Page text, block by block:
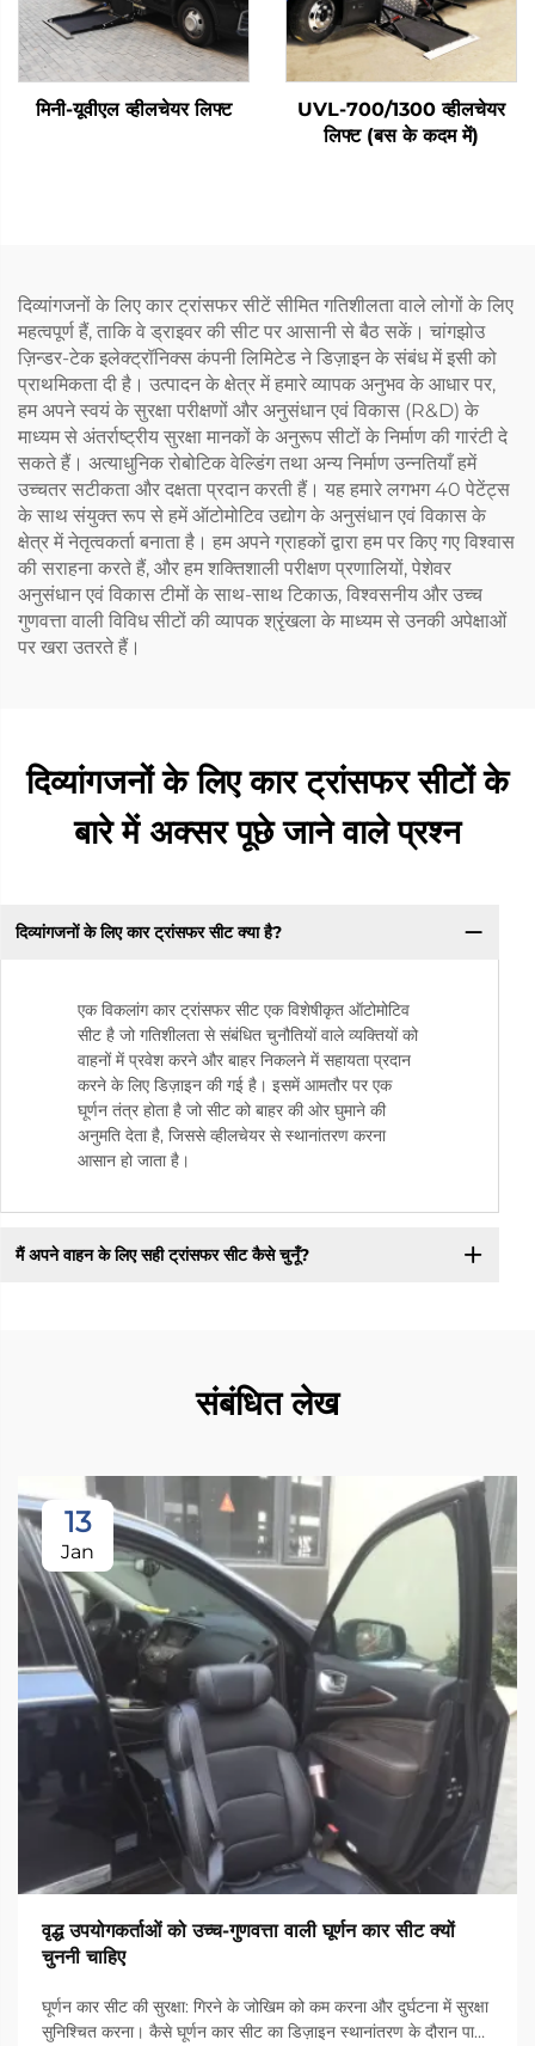
मिनी-यूवीएल व्हीलचेयर लिफ्ट
UVL-700/1300 व्हीलचेयर
लिफ्ट (बस के कदम में)
दिव्यांगजनों के लिए कार ट्रांसफर सीटें सीमित गतिशीलता वाले लोगों के लिए
महत्वपूर्ण हैं, ताकि वे ड्राइवर की सीट पर आसानी से बैठ सकें। चांगझोउ
ज़िन्डर-टेक इलेक्ट्रॉनिक्स कंपनी लिमिटेड ने डिज़ाइन के संबंध में इसी को
प्राथमिकता दी है। उत्पादन के क्षेत्र में हमारे व्यापक अनुभव के आधार पर,
हम अपने स्वयं के सुरक्षा परीक्षणों और अनुसंधान एवं विकास (R&D) के
माध्यम से अंतर्राष्ट्रीय सुरक्षा मानकों के अनुरूप सीटों के निर्माण की गारंटी दे
सकते हैं। अत्याधुनिक रोबोटिक वेल्डिंग तथा अन्य निर्माण उन्नतियाँ हमें
उच्चतर सटीकता और दक्षता प्रदान करती हैं। यह हमारे लगभग 40 पेटेंट्स
के साथ संयुक्त रूप से हमें ऑटोमोटिव उद्योग के अनुसंधान एवं विकास के
क्षेत्र में नेतृत्वकर्ता बनाता है। हम अपने ग्राहकों द्वारा हम पर किए गए विश्वास
की सराहना करते हैं, और हम शक्तिशाली परीक्षण प्रणालियों, पेशेवर
अनुसंधान एवं विकास टीमों के साथ-साथ टिकाऊ, विश्वसनीय और उच्च
गुणवत्ता वाली विविध सीटों की व्यापक श्रृंखला के माध्यम से उनकी अपेक्षाओं
पर खरा उतरते हैं।
दिव्यांगजनों के लिए कार ट्रांसफर सीटों के
बारे में अक्सर पूछे जाने वाले प्रश्न
दिव्यांगजनों के लिए कार ट्रांसफर सीट क्या है?
एक विकलांग कार ट्रांसफर सीट एक विशेषीकृत ऑटोमोटिव
सीट है जो गतिशीलता से संबंधित चुनौतियों वाले व्यक्तियों को
वाहनों में प्रवेश करने और बाहर निकलने में सहायता प्रदान
करने के लिए डिज़ाइन की गई है। इसमें आमतौर पर एक
घूर्णन तंत्र होता है जो सीट को बाहर की ओर घुमाने की
अनुमति देता है, जिससे व्हीलचेयर से स्थानांतरण करना
आसान हो जाता है।
मैं अपने वाहन के लिए सही ट्रांसफर सीट कैसे चुनूँ?
संबंधित लेख
13
Jan
वृद्ध उपयोगकर्ताओं को उच्च-गुणवत्ता वाली घूर्णन कार सीट क्यों
चुननी चाहिए
घूर्णन कार सीट की सुरक्षा: गिरने के जोखिम को कम करना और दुर्घटना में सुरक्षा
सुनिश्चित करना। कैसे घूर्णन कार सीट का डिज़ाइन स्थानांतरण के दौरान पार्श्व